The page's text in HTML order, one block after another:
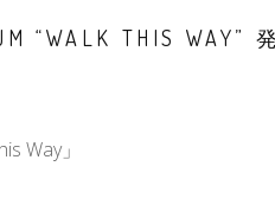
“WALK THIS WAY”
Way」